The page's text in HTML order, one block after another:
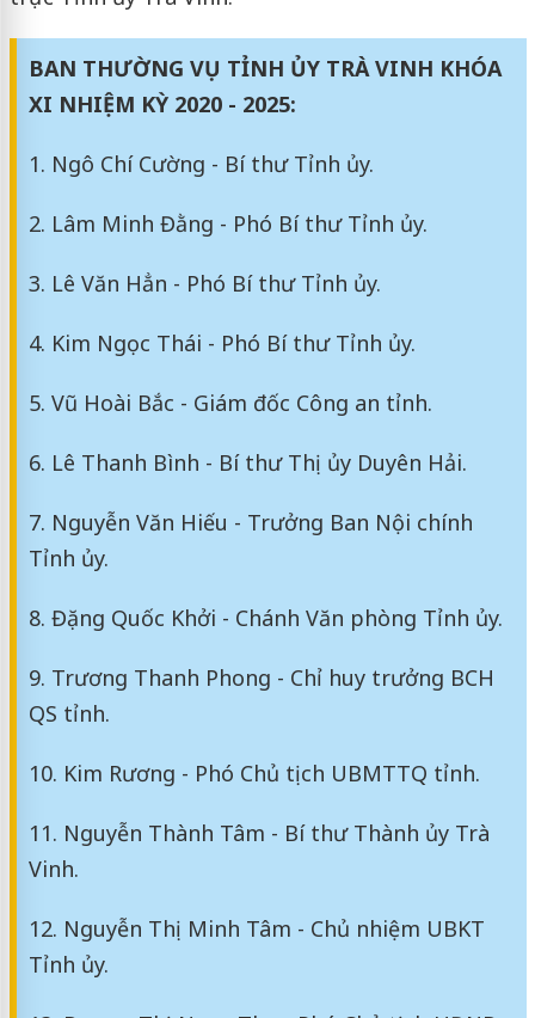
BAN THƯỜNG VỤ TỈNH ỦY TRÀ VINH KHÓA
XI NHIỆM KỲ 2020 - 2025:
1. Ngô Chí Cường - Bí thư Tỉnh ủy.
2. Lâm Minh Đằng - Phó Bí thư Tỉnh ủy.
3. Lê Văn Hẳn - Phó Bí thư Tỉnh ủy.
4. Kim Ngọc Thái - Phó Bí thư Tỉnh ủy.
5. Vũ Hoài Bắc - Giám đốc Công an tỉnh.
6. Lê Thanh Bình - Bí thư Thị ủy Duyên Hải.
7. Nguyễn Văn Hiếu - Trưởng Ban Nội chính
Tỉnh ủy.
8. Đặng Quốc Khởi - Chánh Văn phòng Tỉnh ủy.
9. Trương Thanh Phong - Chỉ huy trưởng BCH
QS tỉnh.
10. Kim Rương - Phó Chủ tịch UBMTTQ tỉnh.
11. Nguyễn Thành Tâm - Bí thư Thành ủy Trà
Vinh.
12. Nguyễn Thị Minh Tâm - Chủ nhiệm UBKT
Tỉnh ủy.